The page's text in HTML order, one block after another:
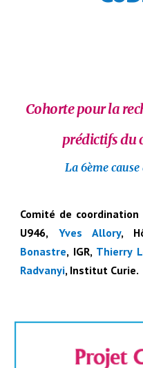
Cohorte pour la
prédictifs du
La6ème cause
Comité de coordination
U946, Yves Allory,
Bonastre, IGR, Thierry
Radvanyi, Institut Curie.